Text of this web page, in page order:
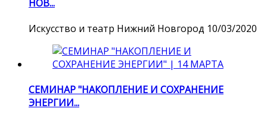
НОВ...
Искусство и театр Нижний Новгород 10/03/2020
СЕМИНАР "НАКОПЛЕНИЕ И СОХРАНЕНИЕ
ЭНЕРГИИ...